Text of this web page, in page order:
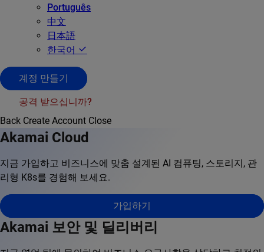
Português
中文
日本語
한국어
계정 만들기
공격 받으십니까?
Back Create Account Close
Akamai Cloud
지금 가입하고 비즈니스에 맞춤 설계된 AI 컴퓨팅, 스토리지, 관
리형 K8s를 경험해 보세요.
가입하기
Akamai 보안 및 딜리버리